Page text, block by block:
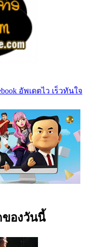
อัพเดตไว เร็วทันใจ
องวันนี้